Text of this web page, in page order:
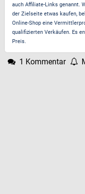
auch Affiliate-Links genannt.
der Zielseite etwas kaufen,
Online-Shop eine
qualifizierten Verkäufen. Es
Preis.
1 Kommentar